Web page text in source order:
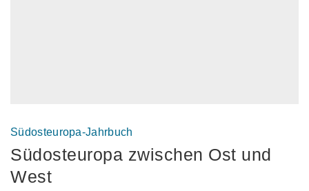
Südosteuropa-Jahrbuch
Südosteuropa zwischen Ost und
West